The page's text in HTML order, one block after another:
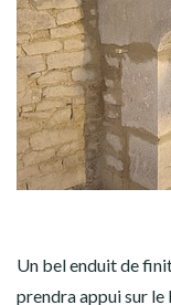
Un bel enduit de
prendra appui sur le